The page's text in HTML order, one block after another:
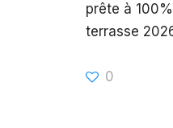
prête à
terrasse
0